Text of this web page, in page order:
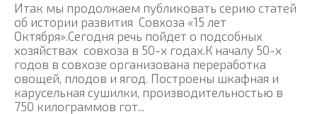
Итак мы продолжаем публиковать серию статей
об истории развития Совхоза «15 лет
Октября».Сегодня речь пойдет о подсобных
хозяйствах совхоза в 50-х годах.К началу 50-х
годов в совхозе организована переработка
овощей, плодов и ягод. Построены шкафная и
карусельная сушилки, производительностью в
750 килограммов гот...